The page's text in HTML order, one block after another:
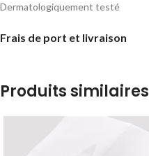
Dermatologiquement testé
Frais de port et livraison
Produits similaires